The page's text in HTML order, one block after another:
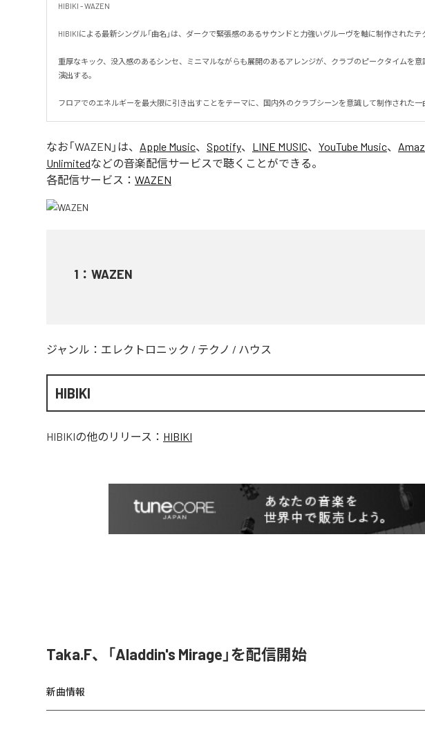
HIBIKI - WAZEN
HIBIKIによる最新シングル「曲名」は、ダークで緊張感のあるサウンドと力強いグルーヴを軸に制作されたテ
重厚なキック、没入感のあるシンセ、ミニマルながらも展開のあるアレンジが、クラブのピークタイムを意
演出する。
フロアでのエネルギーを最大限に引き出すことをテーマに、国内外のクラブシーンを意識して制作された一
なお「WAZEN 」は、 Apple Music、 Spotify、 LINE MUSIC、 YouTube Music、
Unlimitedなどの音楽配信サービスで聴くことができる。
各配信サービス： WAZEN
1 ： WAZEN
ジャンル： エレクトロニック / テクノ / ハウス
HIBIKI
HIBIKIの他のリリース： HIBIKI
Taka.F、「Aladdin's Mirage」を配信開始
新曲情報